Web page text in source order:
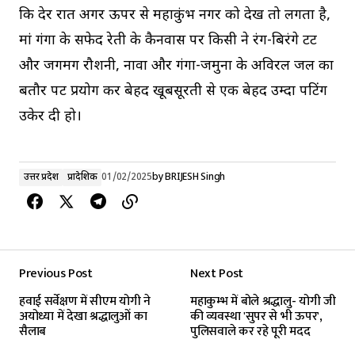
कि देर रात अगर ऊपर से महाकुंभ नगर को देखें तो लगता है,
मां गंगा के सफेद रेती के कैनवास पर किसी ने रंग-बिरंगे टेंट
और जगमग रौशनी, नावों और गंगा-जमुना के अविरल जल का
बतौर पेंट प्रयोग कर बेहद खूबसूरती से एक बेहद उम्दा पेंटिंग
उकेर दी हो।
उत्तर प्रदेश प्रादेशिक 01/02/2025byBRIJESH Singh
Previous Post
हवाई सर्वेक्षण में सीएम योगी ने
अयोध्या में देखा श्रद्धालुओं का
सैलाब
Next Post
महाकुम्भ में बोले श्रद्धालु- योगी जी
की व्यवस्था 'सुपर से भी ऊपर',
पुलिसवाले कर रहे पूरी मदद